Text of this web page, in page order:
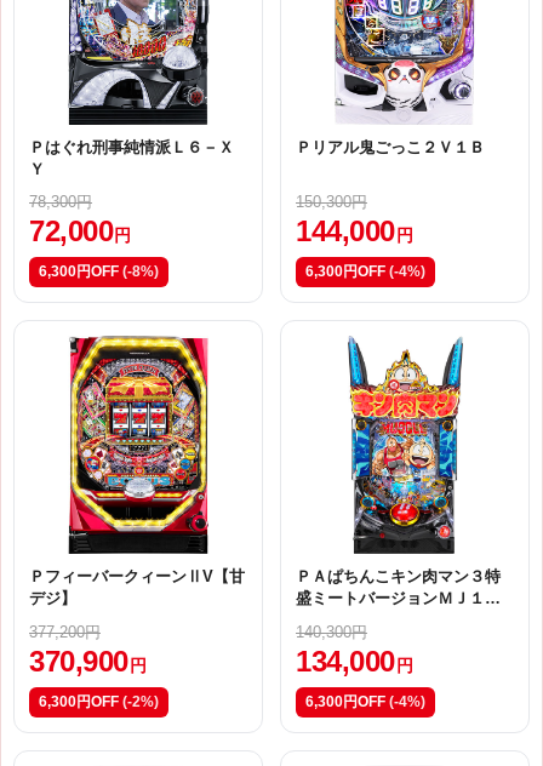
Ｐはぐれ刑事純情派Ｌ６－Ｘ
Ｙ
78,300円
72,000 円
6,300円OFF (-8%)
Ｐリアル鬼ごっこ２Ｖ１Ｂ
150,300円
144,000 円
6,300円OFF (-4%)
ＰフィーバークィーンⅡV【甘
デジ】
377,200円
370,900円
6,300円OFF (-2%)
ＰＡぱちんこキン肉マン３特
盛ミートバージョンＭＪ１
140,300円
134,000円
6,300円OFF (-4%)